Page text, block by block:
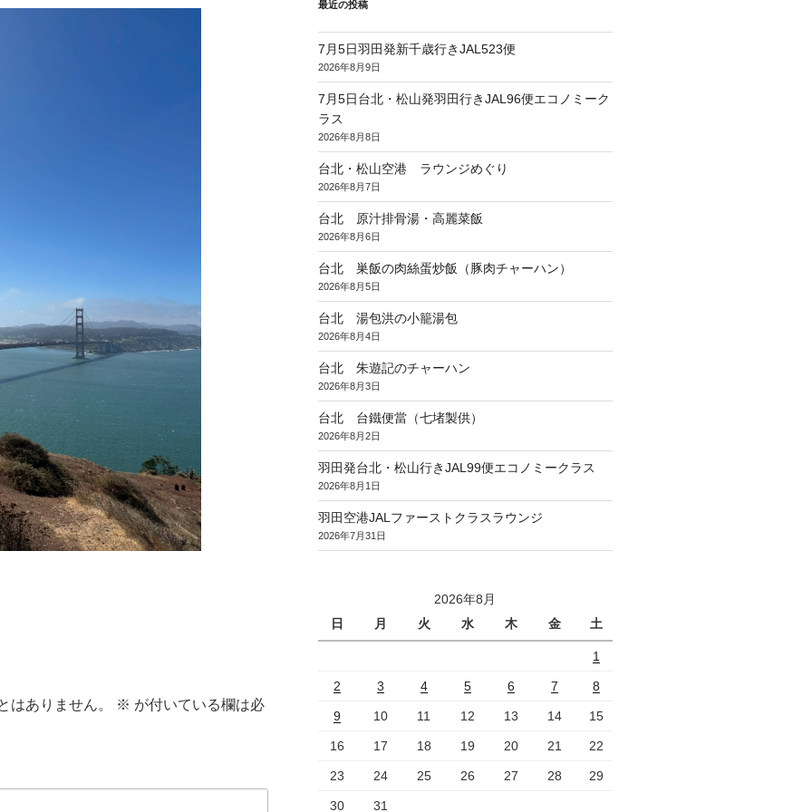
はありません。 ※ が付いている欄は必
最近の投稿
7月5日羽田発新千歳行きJAL523便
2026年8月9日
7月5日台北・松山発羽田行きJAL96便エコノミーク
ラス
2026年8月8日
台北・松山空港 ラウンジめぐり
2026年8月7日
台北 原汁排骨湯・高麗菜飯
2026年8月6日
台北 巣飯の肉絲蛋炒飯（豚肉チャーハン）
2026年8月5日
台北 湯包洪の小籠湯包
2026年8月4日
台北 朱遊記のチャーハン
2026年8月3日
台北 台鐵便當（七堵製供）
2026年8月2日
羽田発台北・松山行きJAL99便エコノミークラス
2026年8月1日
羽田空港JALファーストクラスラウンジ
2026年7月31日
2026年8月
日
月 火 水 木 金 土
1
2 3 4 5 6 7 8
9 10 11 12 13 14 15
16 17 18 19 20 21 22
23 24 25 26 27 28 29
30 31